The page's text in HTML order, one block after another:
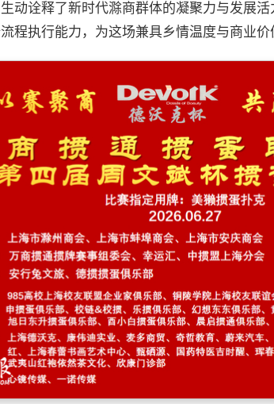
动诠释了新时代滁商群体的凝聚力与发展
程执行能力，为这场兼具乡情温度与商业价